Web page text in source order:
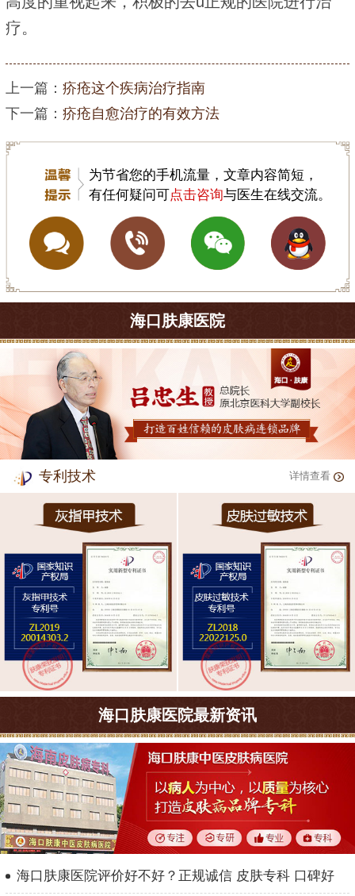
疗。
上一篇： 疥疮这个疾病治疗指南
下一篇： 疥疮自愈治疗的有效方法
为节省您的手机流量，文章内容简短，
有任何疑问可点击咨询与医生在线交流。
海口肤康医院
专利技术 详情查看
海口肤康医院最新资讯
海口肤康医院评价好不好？正规诚信 皮肤专科 口碑好